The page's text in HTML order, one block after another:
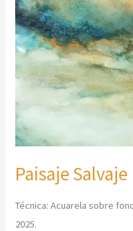
Paisaje Salvaje
Técnica: Acuarela sobre
2025.